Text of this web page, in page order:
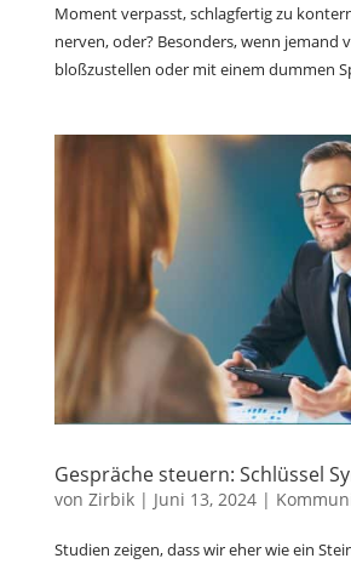
Moment verpasst, schlagfertig zu
nerven, oder? Besonders, wenn jemand
bloßzustellen oder mit einem dummen
Gespräche steuern: Schlüssel
von Zirbik| Juni 13, 2024|
Studien zeigen, dass wir eher wie ein